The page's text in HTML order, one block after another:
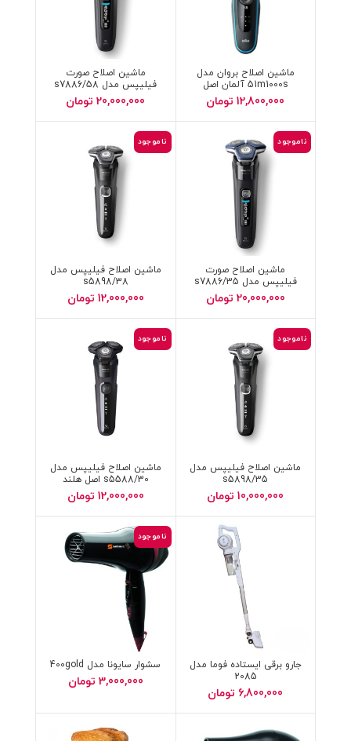
ماشین اصلاح بروان مدل
51m1000s آلمان اصل
اورجنال
12,800,000 تومان
ماشین اصلاح صورت
فیلیپس مدل s7886/58
20,000,000 تومان
ناموجود
ماشین اصلاح صورت
فیلیپس مدل s7886/35
20,000,000 تومان
ناموجود
ماشین اصلاح فیلیپس مدل
s5898/38
12,000,000 تومان
ناموجود
ماشین اصلاح فیلیپس مدل
s5898/35
10,000,000 تومان
ناموجود
ماشین اصلاح فیلیپس مدل
s5588/30 اصل هلند
12,000,000 تومان
جارو برقی ایستاده فوما مدل
2085
6,800,000 تومان
ناموجود
سشوار سایونا مدل 400gold
3,000,000 تومان